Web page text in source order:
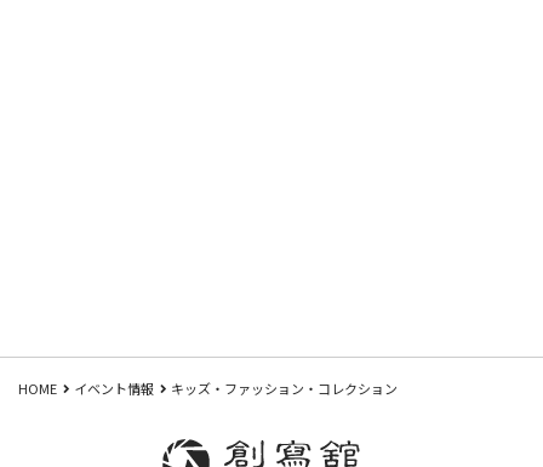
HOME イベント情報 キッズ・ファッション・コレクション